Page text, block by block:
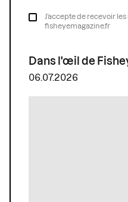
J’accepte de recevoir
fisheyemagazine.fr
Dans l'œil de
06.07.2026